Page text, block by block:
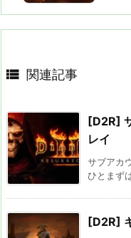
 関連記事
[D2R]
レイ
サブアカ
ひとまず
[D2R]